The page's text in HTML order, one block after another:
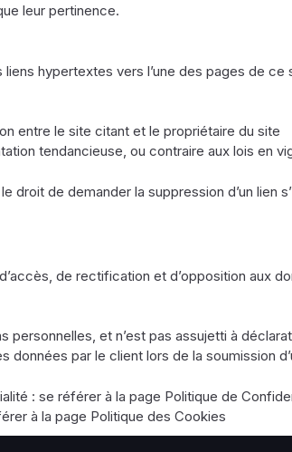
leur pertinence.
hypertextes vers l’une des pages de
entre le site citant et le propriétaire du site
tendancieuse, ou contraire aux lois en
droit de demander la suppression d’un
de rectification et d’opposition aux
personnelles, et n’est pas assujetti à
données par le client lors de la soumission
: se référer à la page Politique de
à la page Politique des Cookies